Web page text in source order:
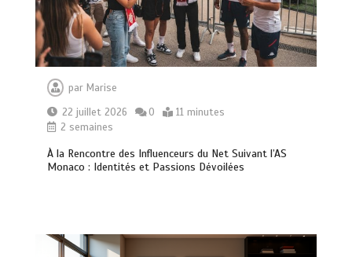
parMarise
22 juillet 2026
0
11 minutes
2 semaines
À la Rencontre des Influenceurs du Net Suivant l’AS
Monaco : Identités et Passions Dévoilées